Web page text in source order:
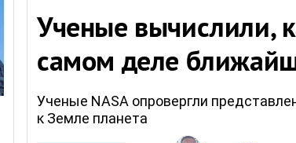
Ученые вычислили,
самом деле
Ученые NASA опровергли
к Земле планета